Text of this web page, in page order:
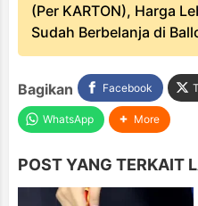
(Per KARTON), Harga
Sudah Berbelanja di
Bagikan Facebook
WhatsApp More
POST YANG TERKAIT